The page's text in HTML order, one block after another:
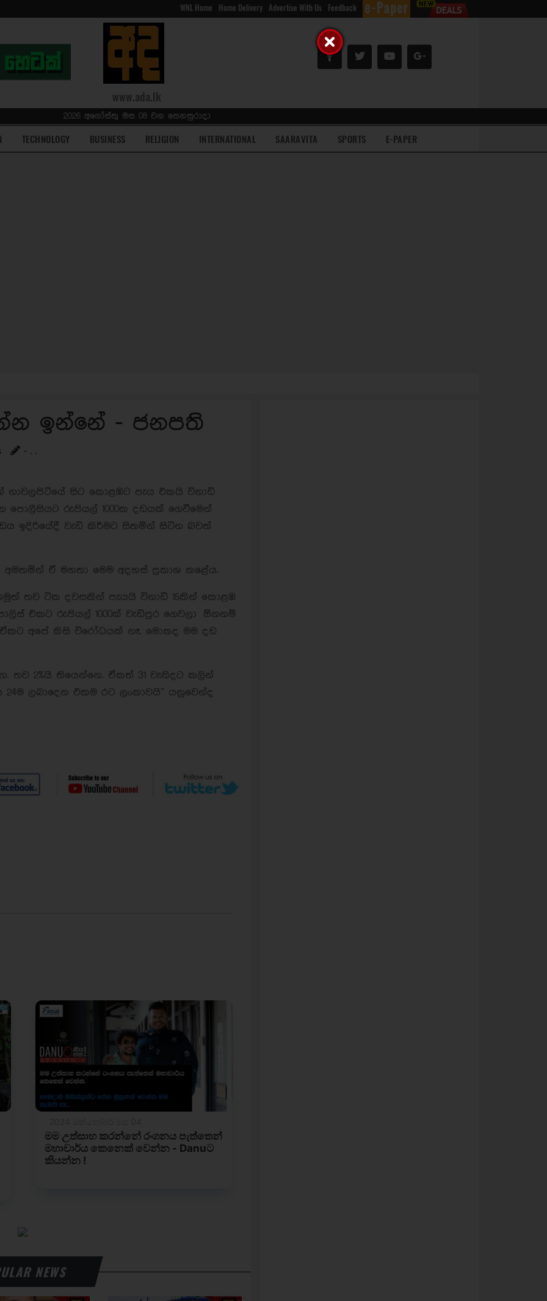
WNL Home Home Delivery Advertise With Us Feedback
www.ada.lk
2026 අගෝස්තු මස 08 වන සෙනසුරාදා
TECHNOLOGY BUSINESS RELIGION INTERNATIONAL SAARAVITA SPORTS E-PAPER
ඉන්නේ - ජනපති
- . .
නාවලපිටියේ සිට කොළඹට පැය එකයි විනාඩි
පොලීසියට රුපියල් 1000ක දඩයක් ගෙවීමෙන්
ඉදිරියේදී වැඩි කිරීමට සිතමින් සිටින බවත්
අමතමින් ඒ මහතා මෙම අදහස් ප්‍රකාශ කළේය.
තව ටික දවසකින් පැයයි විනාඩි 15කින් කොළඹ
එකට රුපියල් 1000ක් වැඩිපුර ගෙවලා ඕනනම්
අපේ කිසි විරෝධයක් නෑ. මොකද මම දඩ
තව 2%යි තියෙන්නෙ. ඒකත් 31 වැනිදට කලින්
ලබාදෙන එකම රට ලංකාවයි” යනුවෙන්ද
NEWS